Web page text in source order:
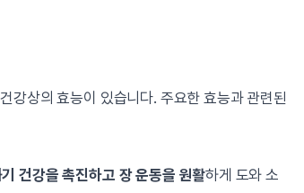
강상의 효능이 있습니다. 주요한 효능과 관련된
건강을 촉진하고 장 운동을 원활하게 도와 소